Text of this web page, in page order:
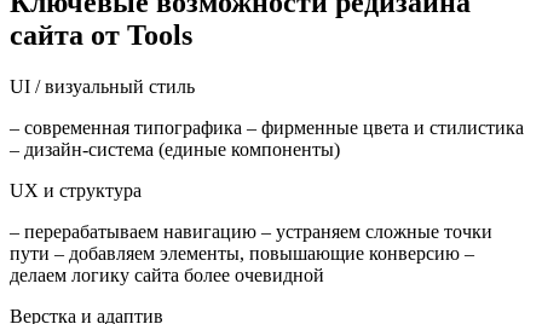
сайта от Tools
UI / визуальный стиль
– современная типографика – фирменные цвета и стилистика
– дизайн-система (единые компоненты)
UX и структура
– перерабатываем навигацию – устраняем сложные точки
пути – добавляем элементы, повышающие конверсию –
делаем логику сайта более очевидной
Верстка и адаптив